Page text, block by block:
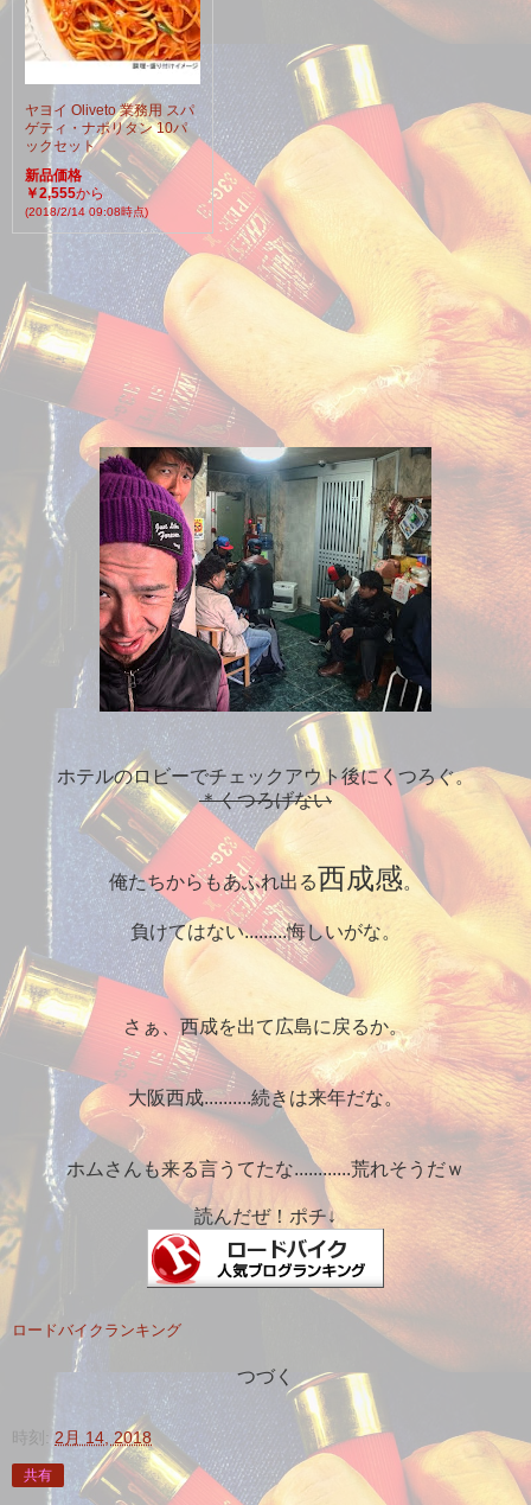
ヤヨイ Oliveto 業務用 スパ
ゲティ・ナポリタン 10パ
ックセット
新品価格
￥2,555から
(2018/2/14 09:08時点)
ホテルのロビーでチェックアウト後にくつろぐ。
＊くつろげない
俺たちからもあふれ出る西成感。
負けてはない.........悔しいがな。
さぁ、西成を出て広島に戻るか。
大阪西成..........続きは来年だな。
ホムさんも来る言うてたな............荒れそうだｗ
読んだぜ！ポチ↓
ロードバイクランキング
つづく
時刻:2月 14, 2018
共有